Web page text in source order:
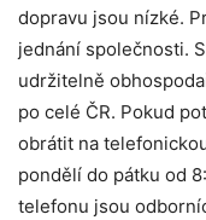
dopravu jsou nízké.
jednání společnosti.
udržitelně
po celé ČR. Pokud
obrátit na
pondělí do pátku od
telefonu jsou